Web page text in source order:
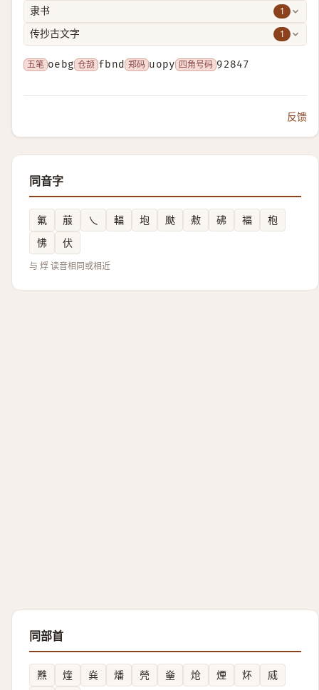
隶书 1
传抄古文字 1
五笔 oebg 仓颉 fbnd 郑码 uopy 四角号码 92847
反馈
同音字
氟 菔 乀 輻 垉 颫 㪄 砩 褔
枹
怫
伏
与 烰 读音相同或相近
同部首
㸐 煃 烡 燔 焭 㷑 炝 煙 炋
烕